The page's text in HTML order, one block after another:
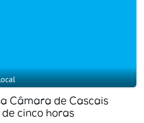
Câmara de Cascais
cinco horas